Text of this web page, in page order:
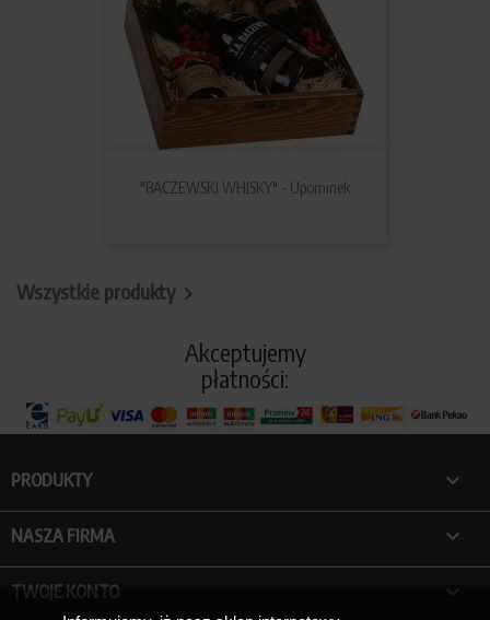
"BACZEWSKI WHISKY" - Upominek
Wszystkie produkty
Akceptujemy
płatności:
PRODUKTY 
NASZA FIRMA 
TWOJE KONTO 